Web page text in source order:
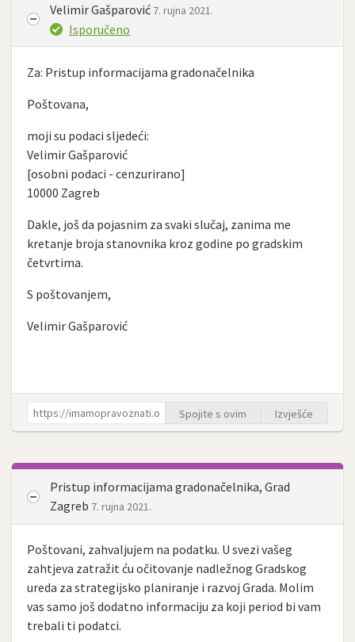
Velimir Gašparović 7. rujna 2021.
Isporučeno
Za: Pristup informacijama gradonačelnika
Poštovana,
moji su podaci sljedeći:
Velimir Gašparović
[osobni podaci - cenzurirano]
10000 Zagreb
Dakle, još da pojasnim za svaki slučaj, zanima me
kretanje broja stanovnika kroz godine po gradskim
četvrtima.
S poštovanjem,
Velimir Gašparović
Spojite s ovim Izvješće
Pristup informacijama gradonačelnika, Grad
Zagreb 7. rujna 2021.
Poštovani, zahvaljujem na podatku. U svezi vašeg
zahtjeva zatražit ću očitovanje nadležnog Gradskog
ureda za strategijsko planiranje i razvoj Grada. Molim
vas samo još dodatno informaciju za koji period bi vam
trebali ti podatci.